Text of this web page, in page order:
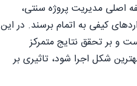
اصلی مدیریت پروژه سنتی،
کیفی به اتمام برسند. در این
و بر تحقق نتایج متمرکز
شکل اجرا شود، تاثیری بر